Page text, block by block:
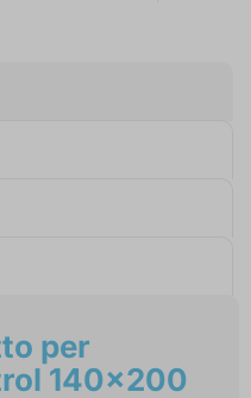
per
140x200